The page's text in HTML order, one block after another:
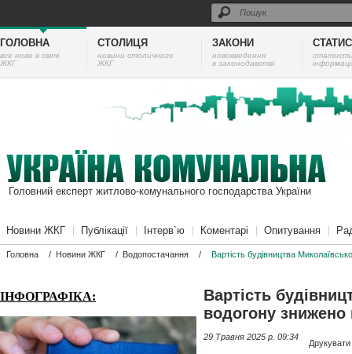
ГОЛОВНА
все нове в світі
ЖКГ
СТОЛИЦЯ
новини столичного
ЖКГ
ЗАКОНИ
нововведення
в законодавстві
Головний експерт житлово-комунального господарства України
Новини ЖКГ Публікації Інтерв`ю Коментарі Опитування
Головна / Новини ЖКГ / Водопостачання / Вартість будівництва
ІНФОГРАФІКА:
Вартість
водогону
29 Травня 2025 p. 09:34
Друкувати